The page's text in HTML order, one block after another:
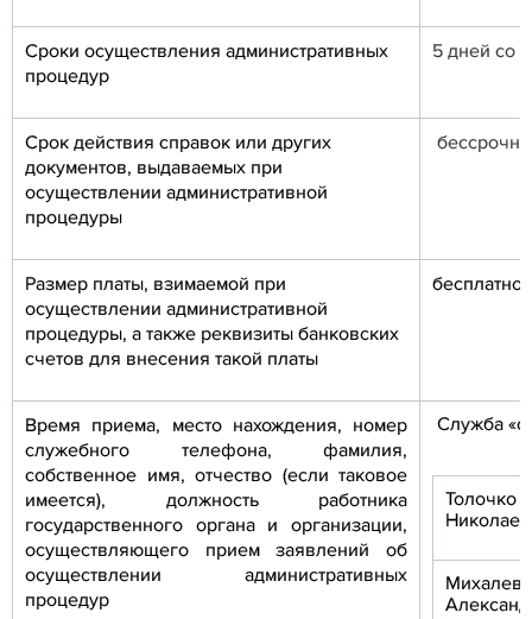
Сроки осуществления административных
процедур
5 дней со
Срок действия справок или других
документов, выдаваемых при
осуществлении административной
процедуры
бессрочно
Размер платы, взимаемой при
осуществлении административной
процедуры, а также реквизиты банковских
счетов для внесения такой платы
бесплатно
Время приема, место нахождения, номер
служебного телефона, фамилия,
собственное имя, отчество (если таковое
имеется), должность работника
государственного органа и организации,
осуществляющего прием заявлений об
осуществлении административных
процедур
Служба